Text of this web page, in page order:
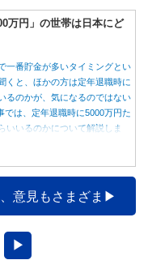
万円」の世帯は日本にど
一番貯金が多いタイミングとい
くと、ほかの方は定年退職時に
るのかが、気になるのではない
は、定年退職時に5000万円た
いいるのかについて解説しま
意見もさまざま
▶